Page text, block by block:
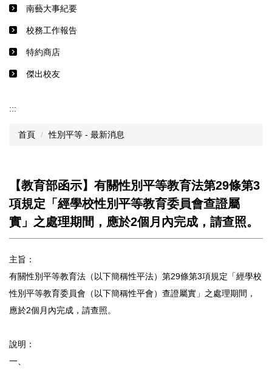
南藝大事紀要
校務工作報告
特約商店
傑出校友
:::
首頁 性別平等 - 最新消息
【教育部函示】有關性別平等教育法第29條第3
項規定「經學校性別平等教育委員會查證屬
實」之處理期間，應於2個月內完成，請查照。
主旨：
有關性別平等教育法（以下簡稱性平法）第29條第3項規定「經學校
性別平等教育委員會（以下簡稱性平會）查證屬實」之處理期間，
應於2個月內完成，請查照。
說明：
一、